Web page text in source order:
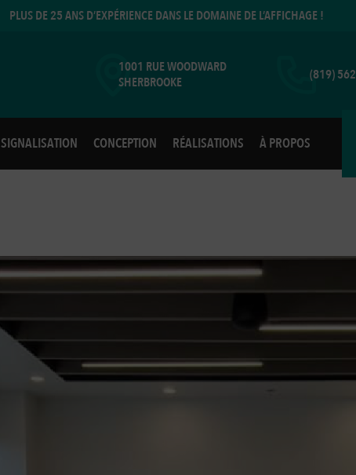
PLUS DE 25 ANS D’EXPÉRIENCE DANS LE DOMAINE DE L’AFFICHAGE !
1001 RUE WOODWARD
SHERBROOKE
(819)
SIGNALISATION CONCEPTION RÉALISATIONS À PROPOS